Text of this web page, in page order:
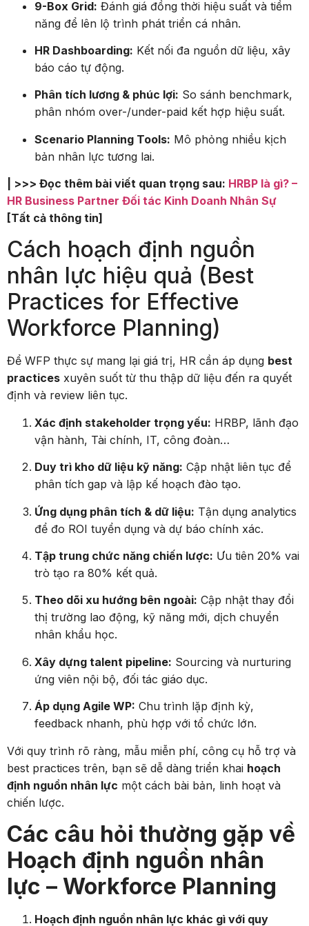
9-Box Grid: Đánh giá đồng thời hiệu suất và tiềm
năng để lên lộ trình phát triển cá nhân.
HR Dashboarding: Kết nối đa nguồn dữ liệu, xây
báo cáo tự động.
Phân tích lương & phúc lợi: So sánh benchmark,
phân nhóm over-/under-paid kết hợp hiệu suất.
Scenario Planning Tools: Mô phỏng nhiều kịch
bản nhân lực tương lai.
| >>> Đọc thêm bài viết quan trọng sau: HRBP là gì? –
HR Business Partner Đối tác Kinh Doanh Nhân Sự
[Tất cả thông tin]
Cách hoạch định nguồn
nhân lực hiệu quả (Best
Practices for Effective
Workforce Planning)
Để WFP thực sự mang lại giá trị, HR cần áp dụng best
practices xuyên suốt từ thu thập dữ liệu đến ra quyết
định và review liên tục.
Xác định stakeholder trọng yếu: HRBP, lãnh đạo
vận hành, Tài chính, IT, công đoàn…
Duy trì kho dữ liệu kỹ năng: Cập nhật liên tục để
phân tích gap và lập kế hoạch đào tạo.
Ứng dụng phân tích & dữ liệu: Tận dụng analytics
để đo ROI tuyển dụng và dự báo chính xác.
Tập trung chức năng chiến lược: Ưu tiên 20% vai
trò tạo ra 80% kết quả.
Theo dõi xu hướng bên ngoài: Cập nhật thay đổi
thị trường lao động, kỹ năng mới, dịch chuyển
nhân khẩu học.
Xây dựng talent pipeline: Sourcing và nurturing
ứng viên nội bộ, đối tác giáo dục.
Áp dụng Agile WP: Chu trình lặp định kỳ,
feedback nhanh, phù hợp với tổ chức lớn.
Với quy trình rõ ràng, mẫu miễn phí, công cụ hỗ trợ và
best practices trên, bạn sẽ dễ dàng triển khai hoạch
định nguồn nhân lực một cách bài bản, linh hoạt và
chiến lược.
Các câu hỏi thường gặp về
Hoạch định nguồn nhân
lực – Workforce Planning
Hoạch định nguồn nhân lực khác gì với quy